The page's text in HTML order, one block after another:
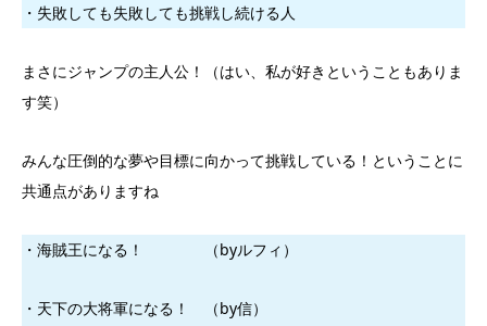
・失敗しても失敗しても挑戦し続ける人
まさにジャンプの主人公！（はい、私が好きということもありま
す笑）
みんな圧倒的な夢や目標に向かって挑戦している！ということに
共通点がありますね
・海賊王になる！ （byルフィ）
・天下の大将軍になる！ （by信）